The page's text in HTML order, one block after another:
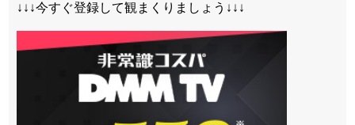
↓↓↓今すぐ登録して観まくりましょう↓↓↓